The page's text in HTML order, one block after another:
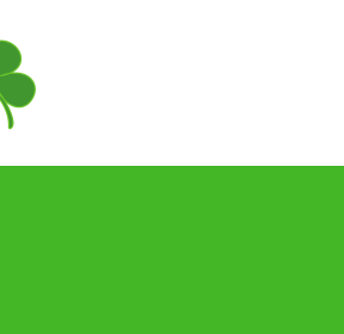
Вот каково это — влюбиться